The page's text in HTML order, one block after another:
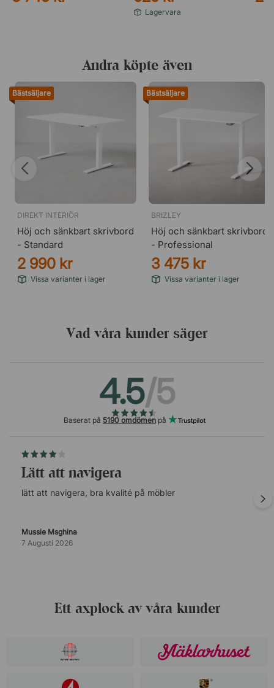
Lagervara
Andra köpte även
Bästsäljare
DIREKT INTERIÖR
Höj och sänkbart skrivbord
- Standard
2 990 kr
Vissa varianter i lager
Bästsäljare
BRIZLEY
Höj och sänkbart skrivbord
- Professional
3 475 kr
Vissa varianter i lager
Vad våra kunder säger
4.5/5
Baserat på 5190 omdömenpå
lätt att navigera
lätt att navigera, bra kvalité på möbler
Mussie Msghina
7 Augusti 2026
Ett axplock av våra kunder